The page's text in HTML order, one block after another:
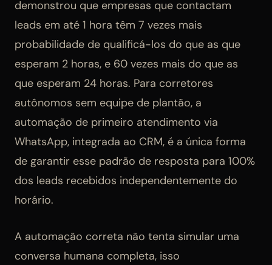
demonstrou que empresas que contactam
leads em até 1 hora têm 7 vezes mais
probabilidade de qualificá-los do que as que
esperam 2 horas, e 60 vezes mais do que as
que esperam 24 horas. Para corretores
autônomos sem equipe de plantão, a
automação de primeiro atendimento via
WhatsApp, integrada ao CRM, é a única forma
de garantir esse padrão de resposta para 100%
dos leads recebidos independentemente do
horário.
A automação correta não tenta simular uma
conversa humana completa, isso